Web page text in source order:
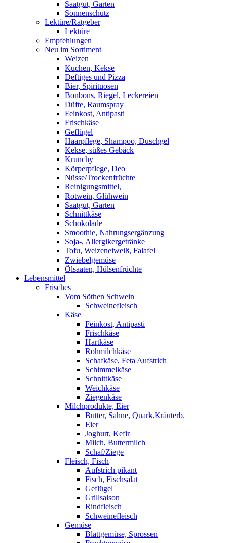
Saatgut, Garten
Sonnenschutz
Lektüre/Ratgeber
Lektüre
Empfehlungen
Neu im Sortiment
Weizen
Kuchen, Kekse
Deftiges und Pizza
Bier, Spirituosen
Bonbons, Riegel, Leckereien
Düfte, Raumspray
Feinkost, Antipasti
Frischkäse
Geflügel
Haarpflege, Shampoo, Duschgel
Kekse, süßes Gebäck
Krunchy
Körperpflege, Deo
Nüsse/Trockenfrüchte
Reinigungsmittel,
Rotwein, Glühwein
Saatgut, Garten
Schnittkäse
Schokolade
Smoothie, Nahrungsergänzung
Soja-, Allergikergetränke
Tofu, Weizeneiweiß, Falafel
Zwiebelgemüse
Ölsaaten, Hülsenfrüchte
Lebensmittel
Frisches
Vom Söthen Schwein
Schweinefleisch
Käse
Feinkost, Antipasti
Frischkäse
Hartkäse
Rohmilchkäse
Schafkäse, Feta Aufstrich
Schimmelkäse
Schnittkäse
Weichkäse
Ziegenkäse
Milchprodukte, Eier
Butter, Sahne, Quark,Kräuterb.
Eier
Joghurt, Kefir
Milch, Buttermilch
Schaf/Ziege
Fleisch, Fisch
Aufstrich pikant
Fisch, Fischsalat
Geflügel
Grillsaison
Rindfleisch
Schweinefleisch
Gemüse
Blattgemüse, Sprossen